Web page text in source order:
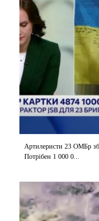
Артилеристи 23 ОМБр
Потрібен 1 000 0...